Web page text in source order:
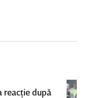
reacţie după